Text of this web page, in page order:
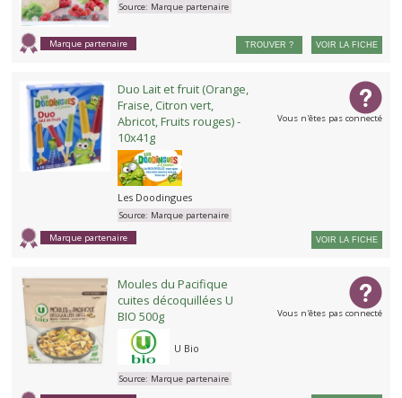
Marque partenaire
Source: Marque partenaire
TROUVER ? VOIR LA FICHE
Duo Lait et fruit (Orange,
Fraise, Citron vert,
Abricot, Fruits rouges) -
10x41g
Les Doodingues
Marque partenaire
Source: Marque partenaire
Vous n'êtes pas connecté
VOIR LA FICHE
Moules du Pacifique
cuites décoquillées U
BIO 500g
U Bio
Source: Marque partenaire
Vous n'êtes pas connecté